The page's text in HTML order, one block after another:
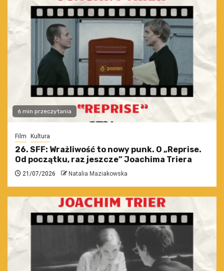
6 min przeczytania
Film Kultura
26. SFF: Wrażliwość to nowy punk. O „Reprise.
Od początku, raz jeszcze” Joachima Triera
21/07/2026 Natalia Maziakowska